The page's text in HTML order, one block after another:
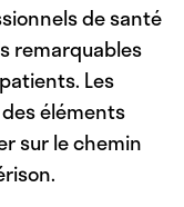
de santé
remarquables
Les
éléments
sur le chemin